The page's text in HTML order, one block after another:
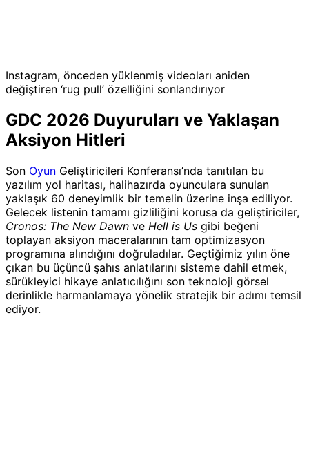
Instagram, önceden yüklenmiş videoları aniden
değiştiren ‘rug pull’ özelliğini sonlandırıyor
GDC 2026 Duyuruları ve Yaklaşan
Aksiyon Hitleri
Son Oyun Geliştiricileri Konferansı’nda tanıtılan bu
yazılım yol haritası, halihazırda oyunculara sunulan
yaklaşık 60 deneyimlik bir temelin üzerine inşa ediliyor.
Gelecek listenin tamamı gizliliğini korusa da geliştiriciler,
Cronos: The New Dawn ve Hell is Us gibi beğeni
toplayan aksiyon maceralarının tam optimizasyon
programına alındığını doğruladılar. Geçtiğimiz yılın öne
çıkan bu üçüncü şahıs anlatılarını sisteme dahil etmek,
sürükleyici hikaye anlatıcılığını son teknoloji görsel
derinlikle harmanlamaya yönelik stratejik bir adımı temsil
ediyor.